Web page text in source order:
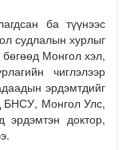
ба түүнээс
судлалын хурлыг
Монгол хэл,
чиглэлээр
эрдэмтдийг
БНСУ, Монгол Улс,
доктор,